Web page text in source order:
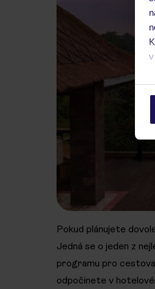
Pokud plánujete
Jedná se o jeden z
programu pro
odpočinete v